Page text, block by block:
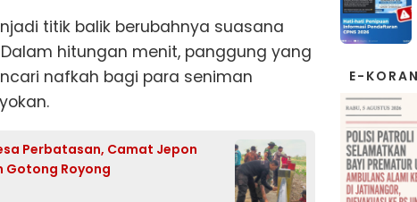
titik balik berubahnya suasana
hitungan menit, panggung yang
nafkah bagi para seniman
Perbatasan, Camat Jepon
Gotong Royong
E-KORAN